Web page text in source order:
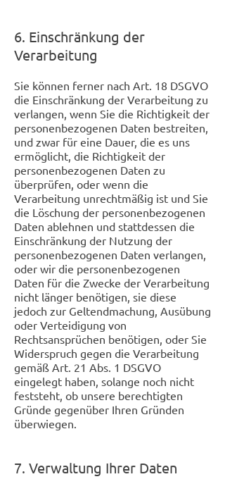
6. Einschränkung der
Verarbeitung
Sie können ferner nach Art. 18 DSGVO
die Einschränkung der Verarbeitung zu
verlangen, wenn Sie die Richtigkeit der
personenbezogenen Daten bestreiten,
und zwar für eine Dauer, die es uns
ermöglicht, die Richtigkeit der
personenbezogenen Daten zu
überprüfen, oder wenn die
Verarbeitung unrechtmäßig ist und Sie
die Löschung der personenbezogenen
Daten ablehnen und stattdessen die
Einschränkung der Nutzung der
personenbezogenen Daten verlangen,
oder wir die personenbezogenen
Daten für die Zwecke der Verarbeitung
nicht länger benötigen, sie diese
jedoch zur Geltendmachung, Ausübung
oder Verteidigung von
Rechtsansprüchen benötigen, oder Sie
Widerspruch gegen die Verarbeitung
gemäß Art. 21 Abs. 1 DSGVO
eingelegt haben, solange noch nicht
feststeht, ob unsere berechtigten
Gründe gegenüber Ihren Gründen
überwiegen.
7. Verwaltung Ihrer Daten